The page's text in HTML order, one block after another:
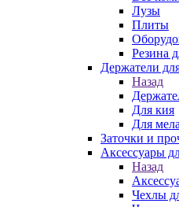
Лузы
Плиты
Резина
Держатели
Назад
Для кия
Для мела
Заточки и
Аксессуары
Назад
Чехлы